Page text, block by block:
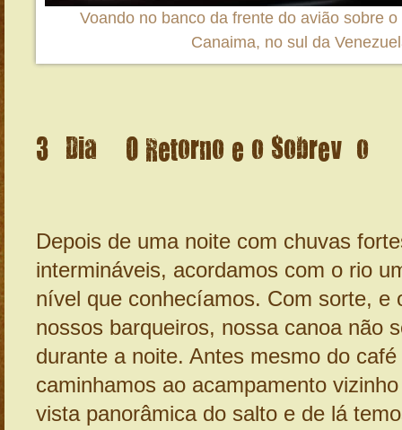
Voando no banco da frente do avião sobre
Canaima, no sul da
3º Dia – O Retorno e o Sobrevôo
Depois de uma noite com chuvas
intermináveis, acordamos com o rio
nível que conhecíamos. Com sorte, e
nossos barqueiros, nossa canoa não
durante a noite. Antes mesmo do
caminhamos ao acampamento
vista panorâmica do salto e de lá